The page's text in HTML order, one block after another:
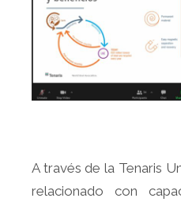
A través de la Tenaris
relacionado con